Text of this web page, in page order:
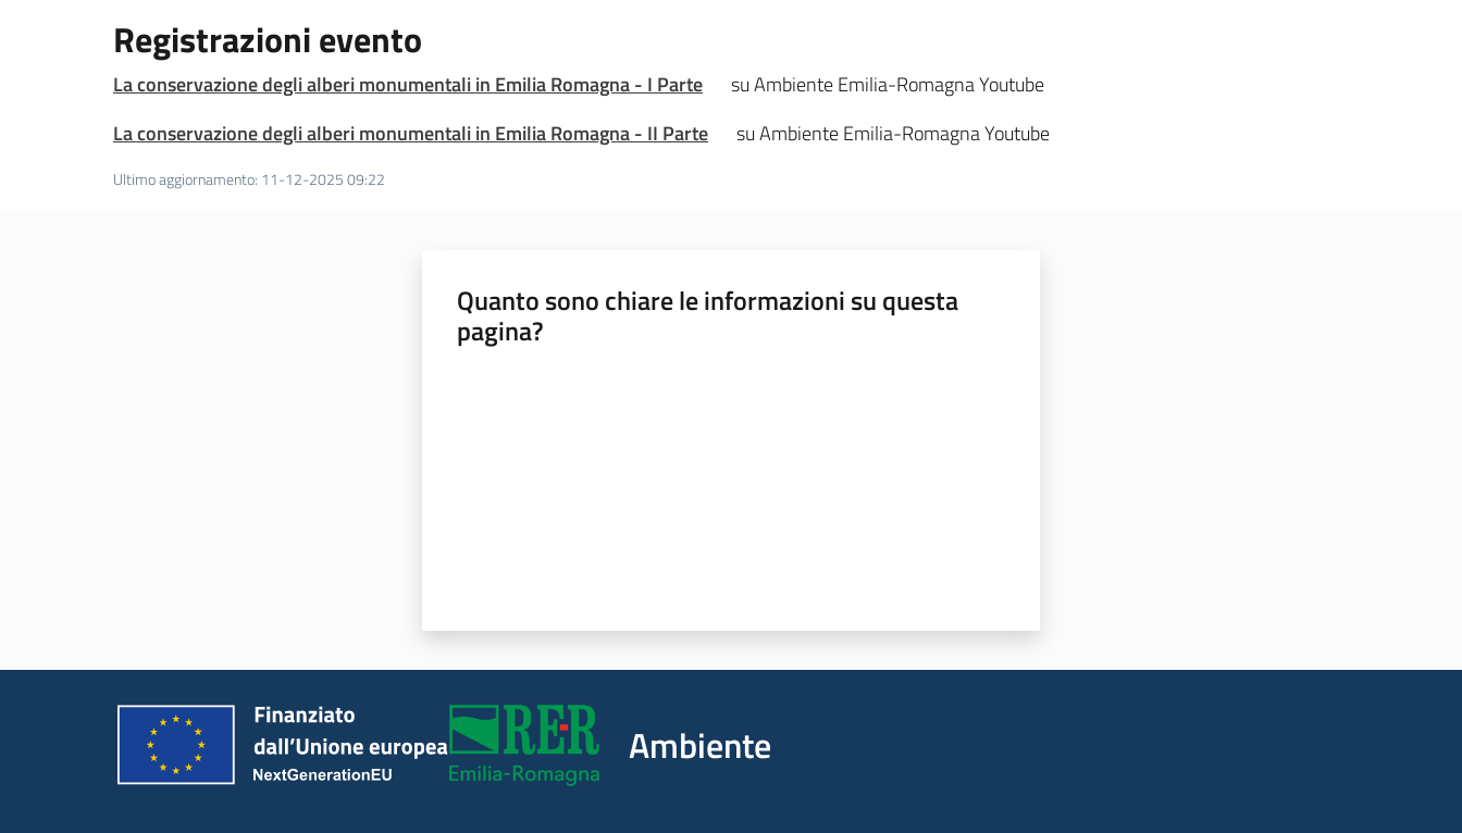
Registrazioni evento
La conservazione degli alberi monumentali in Emilia Romagna - I Parte
su Ambiente Emilia-Romagna Youtube
La conservazione degli alberi monumentali in Emilia Romagna - II Parte
su Ambiente Emilia-Romagna Youtube
Ultimo aggiornamento: 11-12-2025 09:22
Quanto sono chiare le informazioni su questa
pagina?
Ambiente